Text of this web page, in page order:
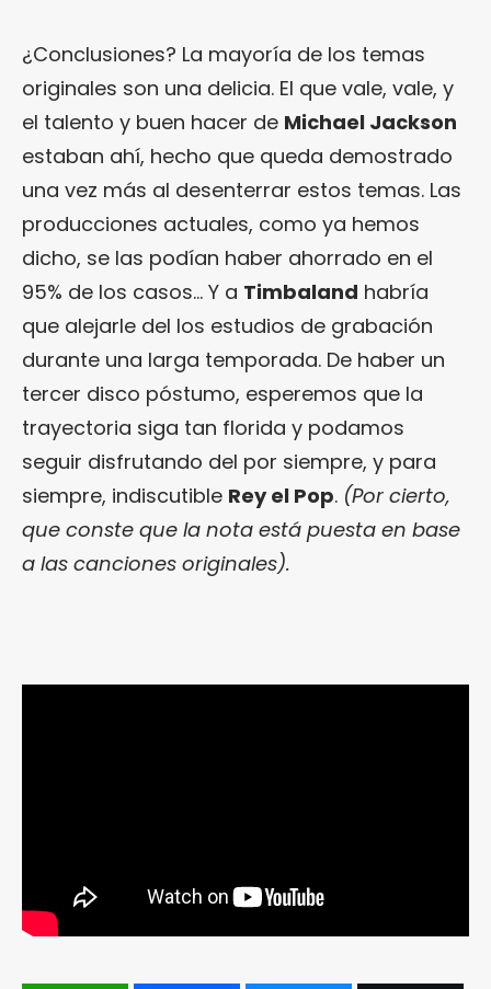
¿Conclusiones? La mayoría de los temas
originales son una delicia. El que vale, vale, y
el talento y buen hacer de Michael Jackson
estaban ahí, hecho que queda demostrado
una vez más al desenterrar estos temas. Las
producciones actuales, como ya hemos
dicho, se las podían haber ahorrado en el
95% de los casos… Y a Timbaland habría
que alejarle del los estudios de grabación
durante una larga temporada. De haber un
tercer disco póstumo, esperemos que la
trayectoria siga tan florida y podamos
seguir disfrutando del por siempre, y para
siempre, indiscutible Rey el Pop. (Por cierto,
que conste que la nota está puesta en base
a las canciones originales).